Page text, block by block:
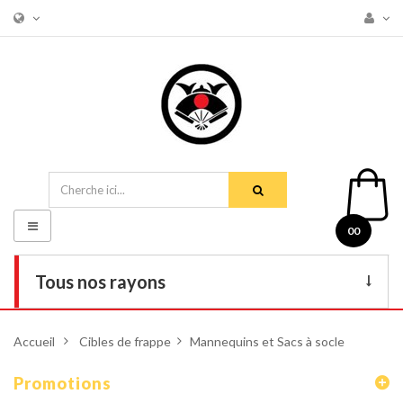
00
Tous nos rayons
Armes
Basculer
la
navigation
Accueil > Cibles de frappe > Mannequins et Sacs à socle
Promotions